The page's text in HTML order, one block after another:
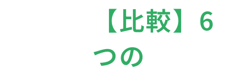
【比較】6
つの